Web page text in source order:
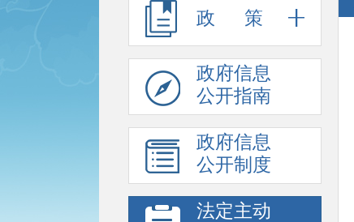
政 策
政府信息
公开指南
政府信息
公开制度
法定主动